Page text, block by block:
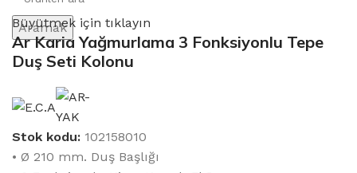
Aramak
Büyütmek için tıklayın
Ar Karia Yağmurlama 3 Fonksiyonlu Tepe
Duş Seti Kolonu
Stok kodu: 102158010
• Ø 210 mm. Duş Başlığı